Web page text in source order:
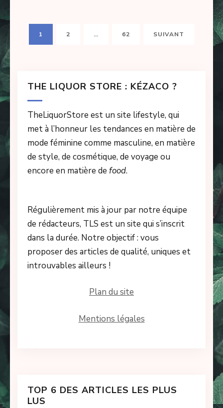
Navigation
des
PAGE
1 PAGE
2 … PAGE
62 SUIVANT
THE LIQUOR STORE : KÉZACO ?
TheLiquorStore est un site lifestyle, qui
met à l’honneur les tendances en matière de
mode féminine comme masculine, en matière
de style, de cosmétique, de voyage ou
encore en matière de food.
Régulièrement mis à jour par notre équipe
de rédacteurs, TLS est un site qui s’inscrit
dans la durée. Notre objectif : vous
proposer des articles de qualité, uniques et
introuvables ailleurs !
Plan du site
Mentions légales
TOP 6 DES ARTICLES LES PLUS
LUS